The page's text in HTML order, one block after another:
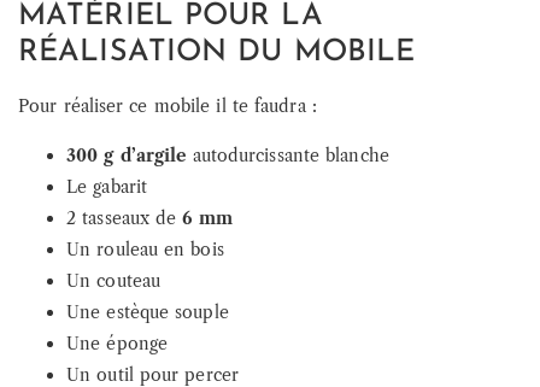
MATÉRIEL POUR LA
RÉALISATION DU MOBILE
Pour réaliser ce mobile il te faudra :
300 g d’argile autodurcissante blanche
Le gabarit
2 tasseaux de6 mm
Un rouleau en bois
Un couteau
Une estèque souple
Une éponge
Un outil pour percer